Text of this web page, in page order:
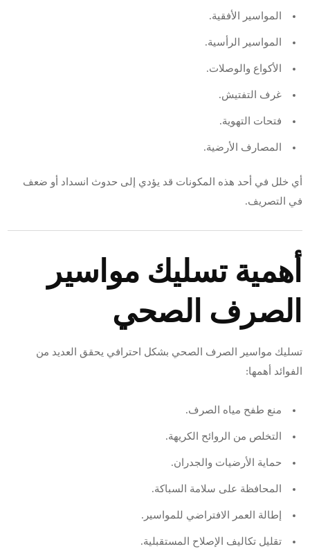
المواسير الأفقية.
المواسير الرأسية.
الأكواع والوصلات.
غرف التفتيش.
فتحات التهوية.
المصارف الأرضية.
أي خلل في أحد هذه المكونات قد يؤدي إلى حدوث انسداد أو ضعف
في التصريف.
أهمية تسليك مواسير
الصرف الصحي
تسليك مواسير الصرف الصحي بشكل احترافي يحقق العديد من
الفوائد أهمها:
منع طفح مياه الصرف.
التخلص من الروائح الكريهة.
حماية الأرضيات والجدران.
المحافظة على سلامة السباكة.
إطالة العمر الافتراضي للمواسير.
تقليل تكاليف الإصلاح المستقبلية.